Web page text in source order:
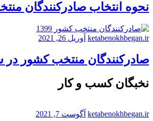
نحوه انتخاب صادرکنندگان
ketabenokhbegan.ir آوریل 26, 2021
صادرکنندگان منتخب کشور در سال
نخبگان کسب و کار
ketabenokhbegan.ir آگوست 7, 2021